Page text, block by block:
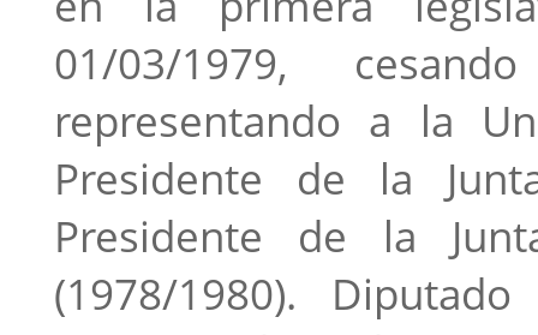
01/03/1979,
representando a la
Presidente de la
Presidente de la
(1978/1980).